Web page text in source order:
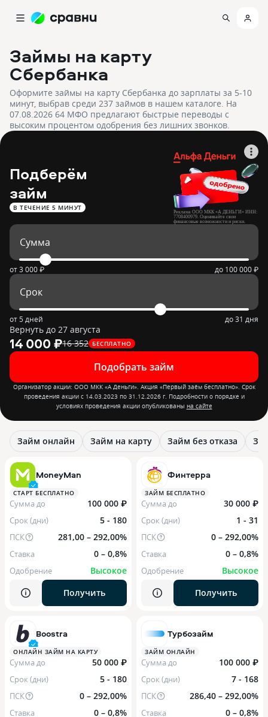
Займы на карту
Сбербанка
Оформите займы на карту Сбербанка до зарплаты за 5-10
минут, выбрав среди 237 займов в нашем каталоге. На
07.08.2026 64 МФО предлагают быстрые переводы с
высоким процентом одобрения без лишних звонков.
Подберём
займ
В ТЕЧЕНИЕ 5 МИНУТ
Реклама ООО МКК «А ДЕНЬГИ» ИНН:
7708400979. Оценивайте свои
финансовые возможности и риски.
Сумма
от3 000 ₽ до 100 000 ₽
Срок
от 5 дней до 31 дня
Вернуть до 27 августа
14 000 ₽16 352 БЕСПЛАТНО
Подобрать займ
Организатор акции: ООО МКК «А Деньги». Акция «Первый заём бесплатно». Срок
проведения акции с 14.03.2023 по 31.12.2026 г. Подробности о порядке и
условиях проведения акции опубликованы на сайте
Займ онлайн Займ на карту Займ без отказа
MoneyMan
СТАРТ БЕСПЛАТНО
Сумма до 100 000 ₽
Срок (дни) 5 - 180
ПСК 281,00 – 292,00%
Ставка 0 – 0,8%
Одобрение
Высокое
Получить
Финтерра
ЗАЙМ БЕСПЛАТНО
Сумма до 30 000 ₽
Срок (дни) 1 - 31
ПСК 0 – 292,00%
Ставка 0 – 0,8%
Одобрение
Высокое
Получить
Boostra
ОНЛАЙН ЗАЙМ НА КАРТУ
Сумма до 50 000 ₽
Срок (дни) 5 - 180
ПСК 0 – 292,00%
Ставка 0 – 0,8%
Турбозайм
ЗАЙМ ОНЛАЙН
Сумма до 100 000 ₽
Срок (дни) 7 - 168
ПСК 286,40 – 292,00%
Ставка 0 – 0,8%